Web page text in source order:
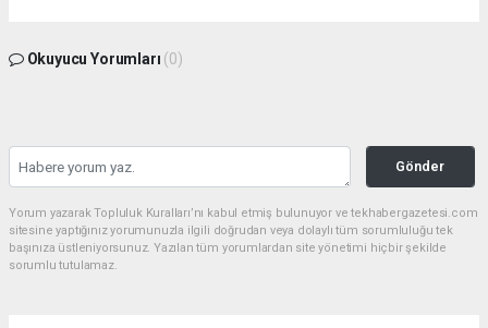
Okuyucu Yorumları (0)
Gönder
Yorum yazarak Topluluk Kuralları’nı kabul etmiş bulunuyor ve tekhabergazetesi.com
sitesine yaptığınız yorumunuzla ilgili doğrudan veya dolaylı tüm sorumluluğu tek
başınıza üstleniyorsunuz. Yazılan tüm yorumlardan site yönetimi hiçbir şekilde
sorumlu tutulamaz.